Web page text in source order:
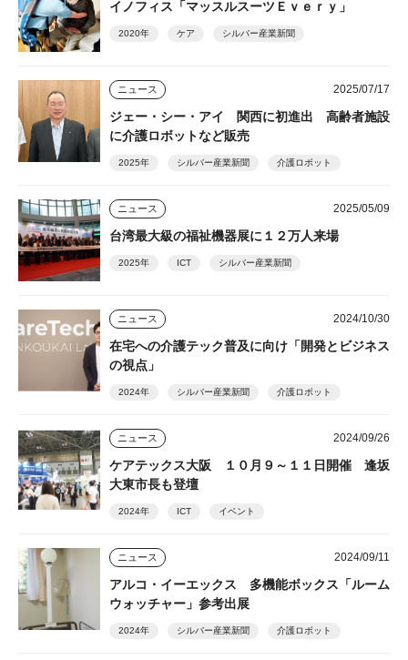
イノフィス「マッスルスーツＥｖｅｒｙ」
2020年 ケア シルバー産業新聞
ニュース 2025/07/17
ジェー・シー・アイ 関西に初進出 高齢者施設
に介護ロボットなど販売
2025年 シルバー産業新聞 介護ロボット
ニュース 2025/05/09
台湾最大級の福祉機器展に１２万人来場
2025年 ICT シルバー産業新聞
ニュース 2024/10/30
在宅への介護テック普及に向け「開発とビジネス
の視点」
2024年 シルバー産業新聞 介護ロボット
ニュース 2024/09/26
ケアテックス大阪 １０月９～１１日開催 逢坂
大東市長も登壇
2024年 ICT イベント
ニュース 2024/09/11
アルコ・イーエックス 多機能ボックス「ルーム
ウォッチャー」参考出展
2024年 シルバー産業新聞 介護ロボット